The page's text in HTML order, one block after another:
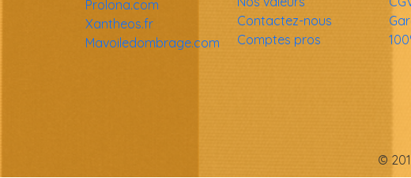
Prolona.com
Xantheos.fr
Mavoiledombrage.com
Contactez-nous
Comptes pros
©